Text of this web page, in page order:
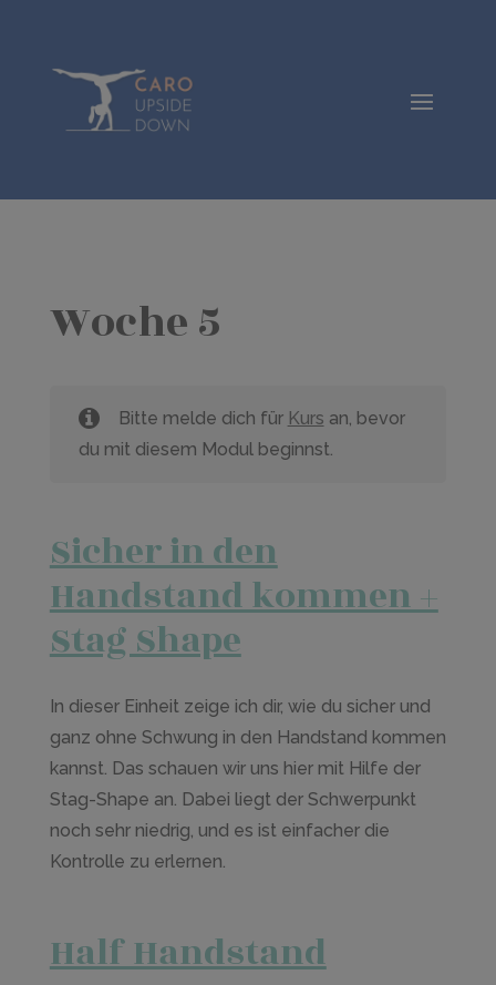
Woche 5
Bitte melde dich für Kurs an, bevor
du mit diesem Modul beginnst.
Sicher in den
Handstand kommen +
Stag Shape
In dieser Einheit zeige ich dir, wie du sicher und
ganz ohne Schwung in den Handstand kommen
kannst. Das schauen wir uns hier mit Hilfe der
Stag-Shape an. Dabei liegt der Schwerpunkt
noch sehr niedrig, und es ist einfacher die
Kontrolle zu erlernen.
Half Handstand